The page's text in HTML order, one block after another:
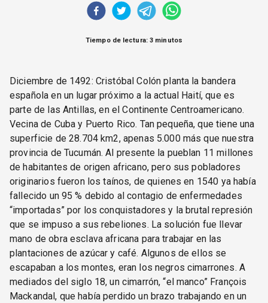
Tiempo de lectura: 3 minutos
Diciembre de 1492: Cristóbal Colón planta la bandera
española en un lugar próximo a la actual Haití, que es
parte de las Antillas, en el Continente Centroamericano.
Vecina de Cuba y Puerto Rico. Tan pequeña, que tiene una
superficie de 28.704 km2, apenas 5.000 más que nuestra
provincia de Tucumán. Al presente la pueblan 11 millones
de habitantes de origen africano, pero sus pobladores
originarios fueron los taínos, de quienes en 1540 ya había
fallecido un 95 % debido al contagio de enfermedades
“importadas” por los conquistadores y la brutal represión
que se impuso a sus rebeliones. La solución fue llevar
mano de obra esclava africana para trabajar en las
plantaciones de azúcar y café. Algunos de ellos se
escapaban a los montes, eran los negros cimarrones. A
mediados del siglo 18, un cimarrón, “el manco” François
Mackandal, que había perdido un brazo trabajando en un